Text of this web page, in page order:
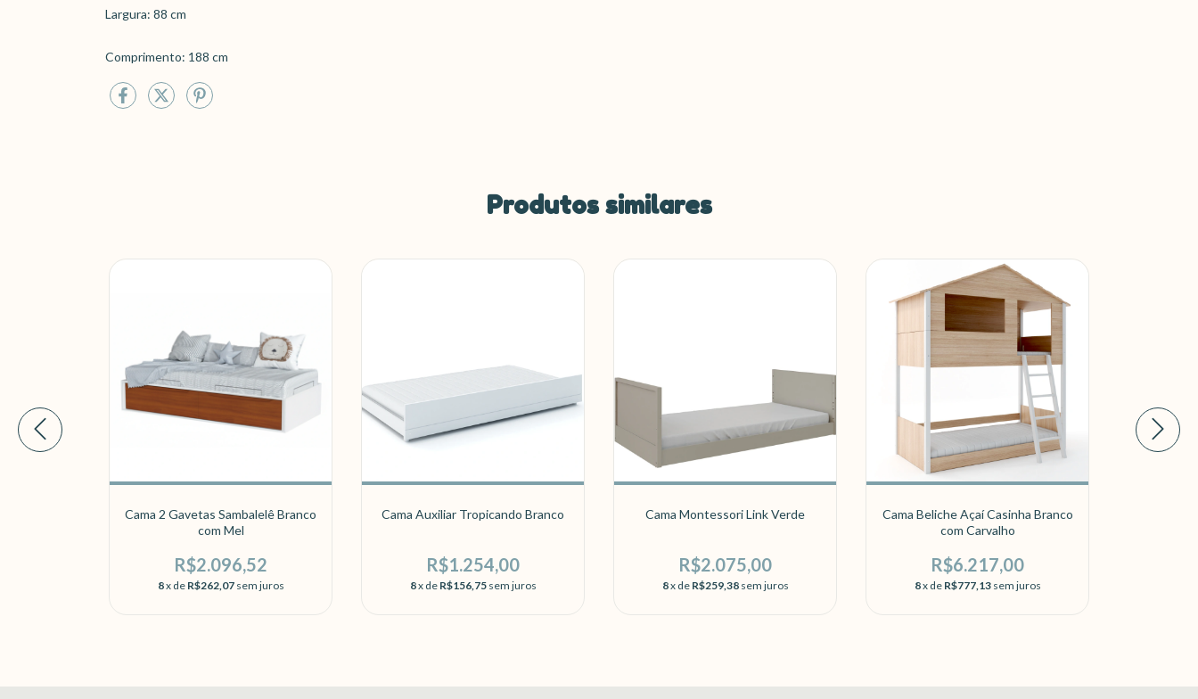
Largura: 88 cm
Comprimento: 188 cm
Produtos similares
Cama 2 Gavetas Sambalelê Branco
com Mel
R$2.096,52
8x de R$262,07 sem juros
Cama Auxiliar Tropicando Branco
R$1.254,00
8x de R$156,75 sem juros
Cama Montessori Link Verde
R$2.075,00
8x de R$259,38 sem juros
Cama Beliche Açaí Casinha Branco
com Carvalho
R$6.217,00
8x de R$777,13 sem juros